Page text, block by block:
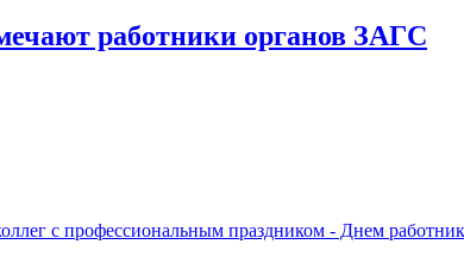
работники органов ЗАГС